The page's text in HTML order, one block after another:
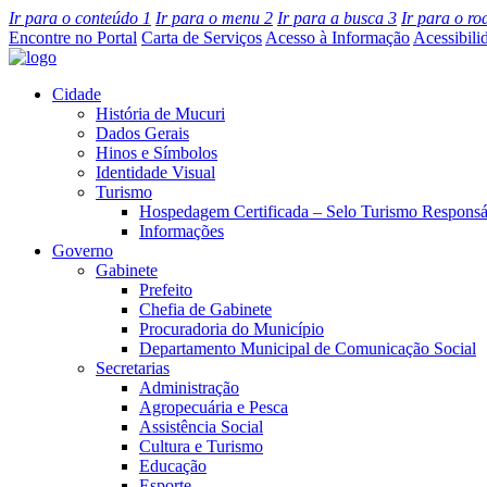
Ir para o conteúdo 1 Ir para o menu 2 Ir para a busca 3 Ir para o
Encontre no Portal Carta de Serviços Acesso à Informação
Cidade
História de Mucuri
Dados Gerais
Hinos e Símbolos
Identidade Visual
Turismo
Hospedagem Certificada – Selo Turismo
Informações
Governo
Gabinete
Prefeito
Chefia de Gabinete
Procuradoria do Município
Departamento Municipal de Comunicação Social
Secretarias
Administração
Agropecuária e Pesca
Assistência Social
Cultura e Turismo
Educação